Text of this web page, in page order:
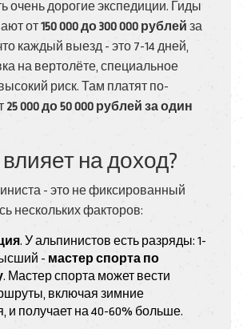
очень дорогие экспедиции. Гиды
от150 000 до 300 000 рублей за
каждый выезд - это 7-14 дней,
на вертолёте, специальное
риск. Там платят по-
25 000 до 50 000 рублей за один
на доход?
- это не фиксированный
нескольких факторов:
. У альпинистов есть разряды: 1-
- мастер спорта по
. Мастер спорта может вести
включая зимние
и получает на 40-60% больше.